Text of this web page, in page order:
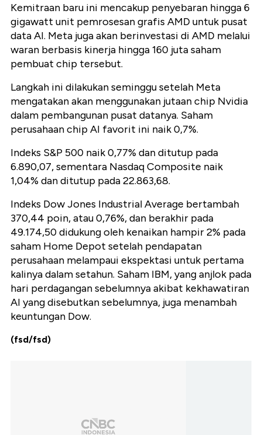
Kemitraan baru ini mencakup penyebaran hingga 6
gigawatt unit pemrosesan grafis AMD untuk pusat
data AI. Meta juga akan berinvestasi di AMD melalui
waran berbasis kinerja hingga 160 juta saham
pembuat chip tersebut.
Langkah ini dilakukan seminggu setelah Meta
mengatakan akan menggunakan jutaan chip Nvidia
dalam pembangunan pusat datanya. Saham
perusahaan chip AI favorit ini naik 0,7%.
Indeks S&P 500 naik 0,77% dan ditutup pada
6.890,07, sementara Nasdaq Composite naik
1,04% dan ditutup pada 22.863,68.
Indeks Dow Jones Industrial Average bertambah
370,44 poin, atau 0,76%, dan berakhir pada
49.174,50 didukung oleh kenaikan hampir 2% pada
saham Home Depot setelah pendapatan
perusahaan melampaui ekspektasi untuk pertama
kalinya dalam setahun. Saham IBM, yang anjlok pada
hari perdagangan sebelumnya akibat kekhawatiran
AI yang disebutkan sebelumnya, juga menambah
keuntungan Dow.
(fsd/fsd)